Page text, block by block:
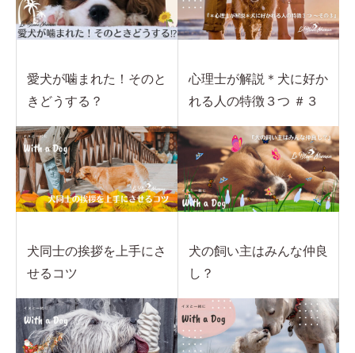
愛犬が噛まれた！そのと
きどうする？
心理士が解説＊犬に好か
れる人の特徴３つ ＃３
犬同士の挨拶を上手にさ
せるコツ
犬の飼い主はみんな仲良
し？